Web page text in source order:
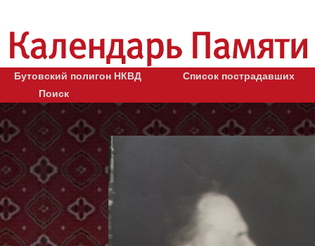
Бутовский полигон НКВД
Список пострадавших
Поиск